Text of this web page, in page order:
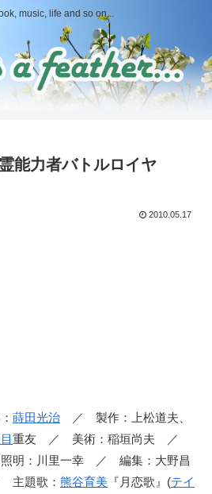
music, life and so on...
能力者バトルロイヤ
2010.05.17
蒔田光治 ／ 製作：上松道夫、
重友 ／ 美術：稲垣尚夫 ／
明：川里一幸 ／ 編集：大野昌
題歌： 熊谷育美 『月恋歌』(テイ